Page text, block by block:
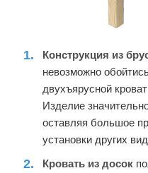
Конструкция из
невозможно
двухъярусной
Изделие
оставляя большое
установки других
Кровать из досок